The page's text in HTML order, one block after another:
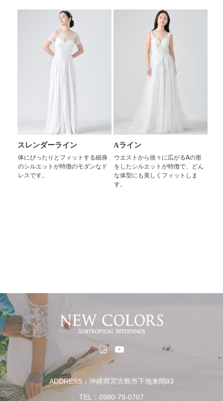
スレンダーライン
体にぴったりとフィットする細身
のシルエットが特徴のモダンなド
レスです。
Aライン
ウエストから徐々に広がるAの形
をしたシルエットが特徴で、どん
な体型にも美しくフィットしま
す。
ADDRESS：沖縄県宮古島市下地来間83
TEL：0980-79-0707